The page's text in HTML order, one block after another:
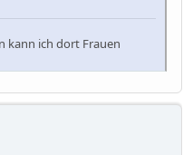
kann ich dort Frauen